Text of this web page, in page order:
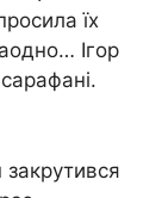
їх
Ігор